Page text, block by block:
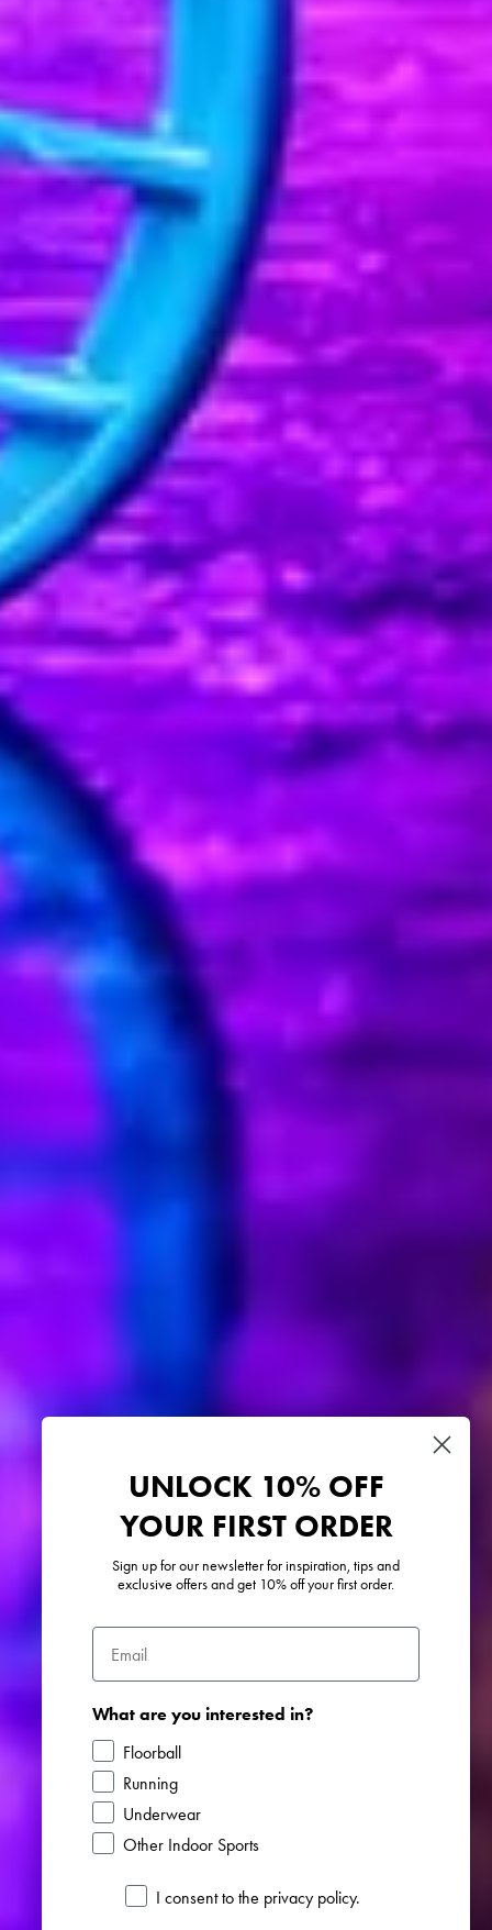
UNLOCK 10% OFF
YOUR FIRST ORDER
Sign up for our newsletter for inspiration, tips and
exclusive offers and get 10% off your first order.
Email
What are you interested in?
Floorball
Running
Underwear
Other Indoor Sports
Opt inI consent to the privacy policy.